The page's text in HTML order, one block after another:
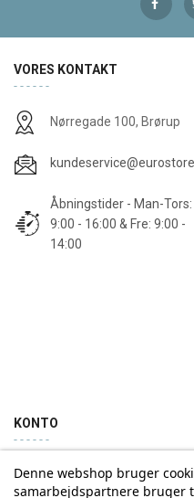
VORES KONTAKT
Nørregade 100, Brørup
Åbningstider - Man-Tors:
9:00 - 16:00 & Fre: 9:00 -
14:00
KONTO
Min konto Ordrehistorik
Denne webshop bruger
samarbejdspartnere bruger